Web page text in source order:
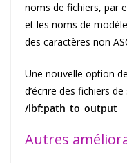
noms de fichiers, par
et les noms de
des caractères non
Une nouvelle option
d’écrire des fichiers
/lbf:path_to_output
Autres